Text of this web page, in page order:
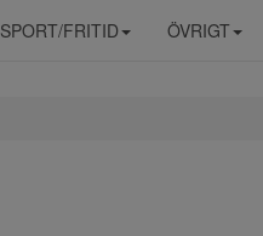
SPORT/FRITID ÖVRIGT